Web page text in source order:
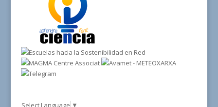
Select Language ▼